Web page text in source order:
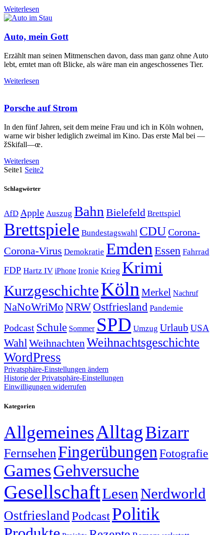
Weiterlesen
Auto, mein Gott
Erzählt man seinen Mitmenschen davon, dass man ganz ohne Auto
lebt, erntet man oft Blicke, als wäre man ein angeschossenes Tier.
Weiterlesen
Porsche auf Strom
In den fünf Jahren, seit dem meine Frau und ich in Köln wohnen,
warne wir bisher lediglich zweimal im Kino. Das erste Mal bei —
žSkifall—œ.
Weiterlesen
Seite1 Seite2
Schlagwörter
AfD Apple Auszug Bahn Bielefeld Brettspiel
Brettspiele Bundestagswahl CDUCorona-
Corona-Virus Demokratie Emden Essen Fahrrad
FDP Hartz IV iPhone Ironie Krieg Krimi
KurzgeschichteKölnMerkel Nachruf
NaNoWriMo NRWOstfriesland Pandemie
Podcast Schule Sommer SPD Umzug Urlaub USA
WahlWeihnachtenWeihnachtsgeschichte
WordPress
Privatsphäre-Einstellungen ändern
Historie der Privatsphäre-Einstellungen
Einwilligungen widerrufen
Kategorien
AllgemeinesAlltagBizarr
Fernsehen Fingerübungen Fotografie
GamesGehversuche
GesellschaftLesen Nerdworld
Ostfriesland PodcastPolitik